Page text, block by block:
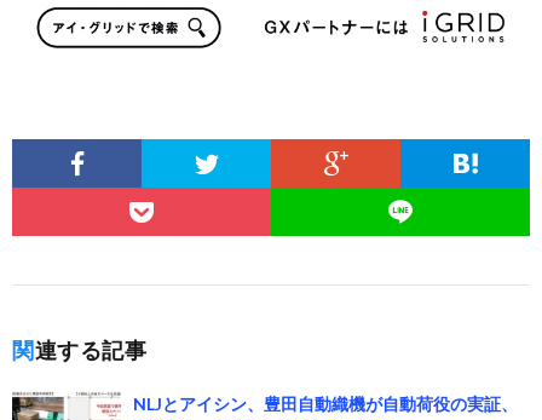
関連する記事
NLJとアイシン、豊田自動織機が自動荷役の実証、